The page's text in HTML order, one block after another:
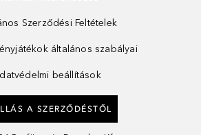
Szerződési Feltételek
általános szabályai
beállítások
A SZERZŐDÉSTŐL